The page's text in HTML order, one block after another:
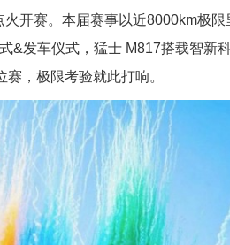
开赛。本届赛事以近8000km极
&发车仪式，猛士 M817搭载智新
，极限考验就此打响。